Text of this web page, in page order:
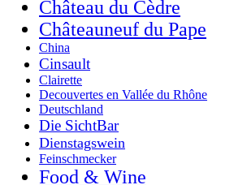
Château du Cèdre
Châteauneuf du Pape
China
Cinsault
Clairette
Decouvertes en Vallée du Rhône
Deutschland
Die SichtBar
Dienstagswein
Feinschmecker
Food & Wine